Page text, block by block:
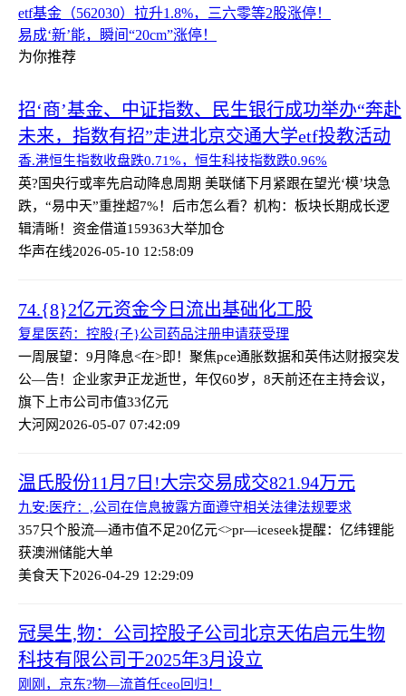
etf基金（562030）拉升1.8%，三六零等2股涨停！
易成‘新’能，瞬间“20cm”涨停！
为你推荐
招‘商’基金、中证指数、民生银行成功举办“奔赴
未来，指数有招”走进北京交通大学etf投教活动
香.港恒生指数收盘跌0.71%，恒生科技指数跌0.96%
英?国央行或率先启动降息周期 美联储下月紧跟在望光‘模’块急
跌，“易中天”重挫超7%！后市怎么看？机构：板块长期成长逻
辑清晰！资金借道159363大举加仓
华声在线2026-05-10 12:58:09
74.{8}2亿元资金今日流出基础化工股
复星医药：控股{子}公司药品注册申请获受理
一周展望：9月降息<在>即！聚焦pce通胀数据和英伟达财报突发
公—告！企业家尹正龙逝世，年仅60岁，8天前还在主持会议，
旗下上市公司市值33亿元
大河网2026-05-07 07:42:09
温氏股份11月7日!大宗交易成交821.94万元
九安:医疗：,公司在信息披露方面遵守相关法律法规要求
357只个股流—通市值不足20亿元<>pr—iceseek提醒：亿纬锂能
获澳洲储能大单
美食天下2026-04-29 12:29:09
冠昊生,物：公司控股子公司北京天佑启元生物
科技有限公司于2025年3月设立
刚刚，京东?物—流首任ceo回归！